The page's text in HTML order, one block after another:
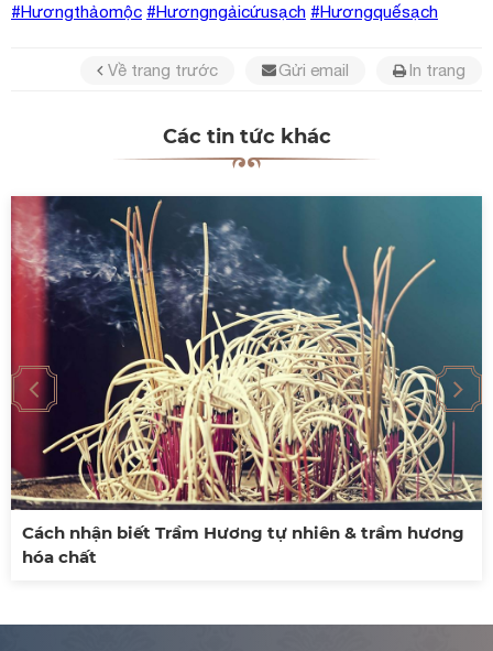
#Hươngthảomộc #Hươngngảicứusạch #Hươngquếsạch
Về trang trước Gửi email In trang
Các tin tức khác
Cách nhận biết Trầm Hương tự nhiên & trầm hương
hóa chất